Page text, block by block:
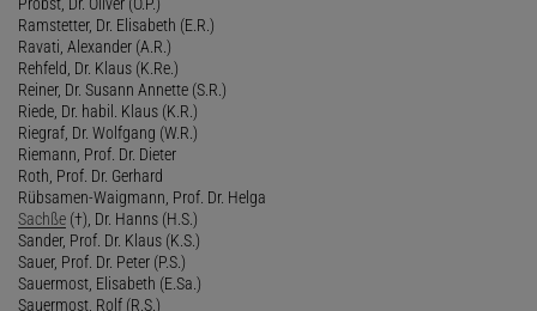
Ramstetter, Dr. Elisabeth (E.R.)
Ravati, Alexander (A.R.)
Rehfeld, Dr. Klaus (K.Re.)
Reiner, Dr. Susann Annette (S.R.)
Riede, Dr. habil. Klaus (K.R.)
Riegraf, Dr. Wolfgang (W.R.)
Riemann, Prof. Dr. Dieter
Roth, Prof. Dr. Gerhard
Rübsamen-Waigmann, Prof. Dr. Helga
Sachße (†), Dr. Hanns (H.S.)
Sander, Prof. Dr. Klaus (K.S.)
Sauer, Prof. Dr. Peter (P.S.)
Sauermost, Elisabeth (E.Sa.)
Sauermost, Rolf (R.S.)